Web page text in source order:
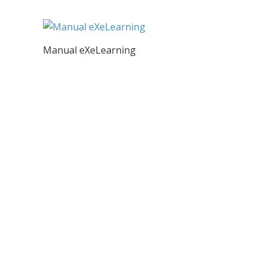
Manual eXeLearning